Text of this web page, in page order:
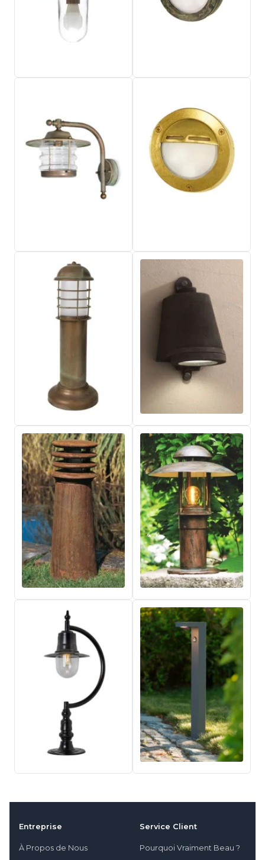
Entreprise
À Propos de Nous
Service Client
Pourquoi Vraiment Beau ?